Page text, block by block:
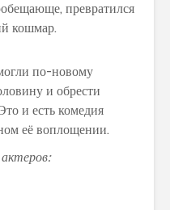
превратился
кошмар.
по-новому
и обрести
и есть комедия
её воплощении.